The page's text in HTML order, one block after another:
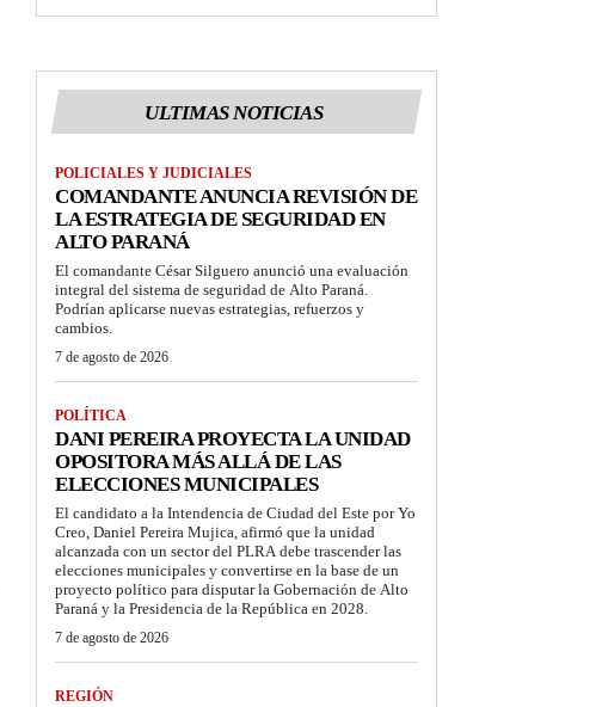
ULTIMAS NOTICIAS
POLICIALES Y JUDICIALES
COMANDANTE ANUNCIA REVISIÓN DE
LA ESTRATEGIA DE SEGURIDAD EN
ALTO PARANÁ
El comandante César Silguero anunció una evaluación
integral del sistema de seguridad de Alto Paraná.
Podrían aplicarse nuevas estrategias, refuerzos y
cambios.
7 de agosto de 2026
POLÍTICA
DANI PEREIRA PROYECTA LA UNIDAD
OPOSITORA MÁS ALLÁ DE LAS
ELECCIONES MUNICIPALES
El candidato a la Intendencia de Ciudad del Este por Yo
Creo, Daniel Pereira Mujica, afirmó que la unidad
alcanzada con un sector del PLRA debe trascender las
elecciones municipales y convertirse en la base de un
proyecto político para disputar la Gobernación de Alto
Paraná y la Presidencia de la República en 2028.
7 de agosto de 2026
REGIÓN